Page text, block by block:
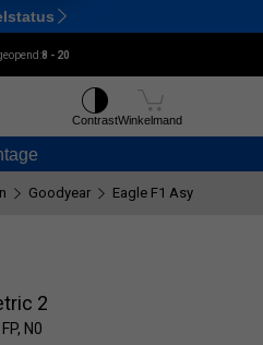
Ctrl M
8 - 20
ContrastWinkelmand
Goodyear Eagle F1 Asymmetric 2
2
N0